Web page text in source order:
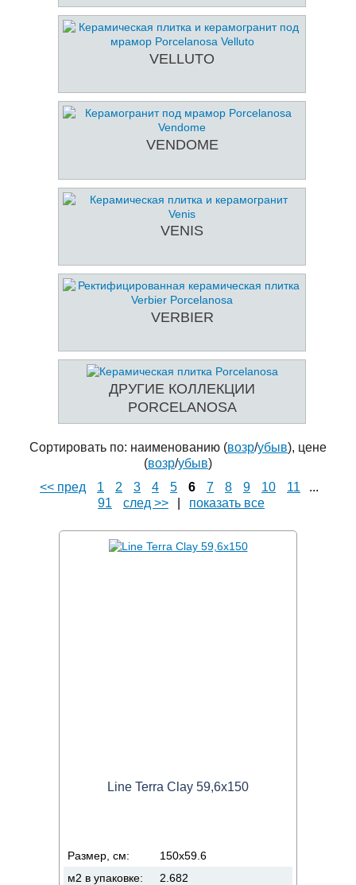
VELLUTO
VENDOME
VENIS
VERBIER
ДРУГИЕ КОЛЛЕКЦИИ
PORCELANOSA
Сортировать по: наименованию (возр/убыв), цене
(возр/убыв)
<< пред
1 2 3 4 5 6 7 8 9 10 11
...
91
след >> показать все
Line Terra Clay 59,6x150
Размер, см:
150x59.6
м2 в упаковке:
2.682